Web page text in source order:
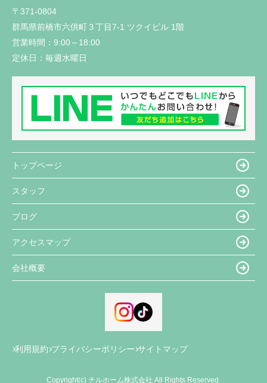
〒371-0804
群馬県前橋市六供町３丁目7-1 ツクイビル 1階
営業時間： 9:00～18:00
定休日： 毎週水曜日
トップページ
スタッフ
ブログ
アクセスマップ
会社概要
利用規約 プライバシーポリシー サイトマップ
Copyright(c) チルホーム株式会社 All Rights Reserved.